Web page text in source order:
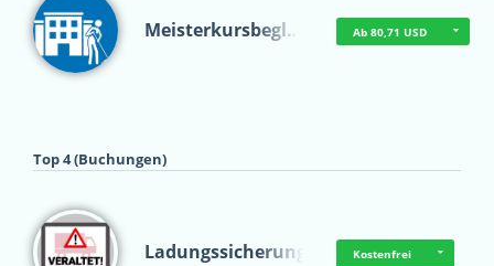
Meisterkursbegl… Ab 80,71 USD
Top 4 (Buchungen)
Ladungssicherung Kostenfrei